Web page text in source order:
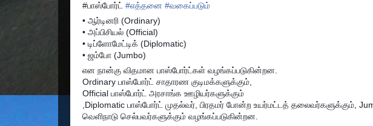
#பாஸ்போர்ட் #எத்தனை #வகைப்படும்
• ஆர்டினரி (Ordinary)
• அப்பிசியல் (Official)
• டிப்ளோமேட்டிக் (Diplomatic)
• ஜம்போ (Jumbo)
என நான்கு விதமான பாஸ்போர்ட்கள் வழங்கப்படுகின்றன.
Ordinary பாஸ்போர்ட் சாதாரண குடிமக்களுக்கும்,
Official பாஸ்போர்ட் அரசாங்க ஊழியர்களுக்கும்
,Diplomatic பாஸ்போர்ட் முதல்வர், பிரதமர் போன்ற உயர்மட்டத் தலைவர்களுக்கும்,
வெளிநாடு செல்பவர்களுக்கும் வழங்கப்படுகின்றன.